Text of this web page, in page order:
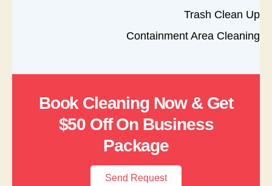
Trash Clean Up
Containment Area Cleaning
Book Cleaning Now & Get
$50 Off On Business
Package
Send Request